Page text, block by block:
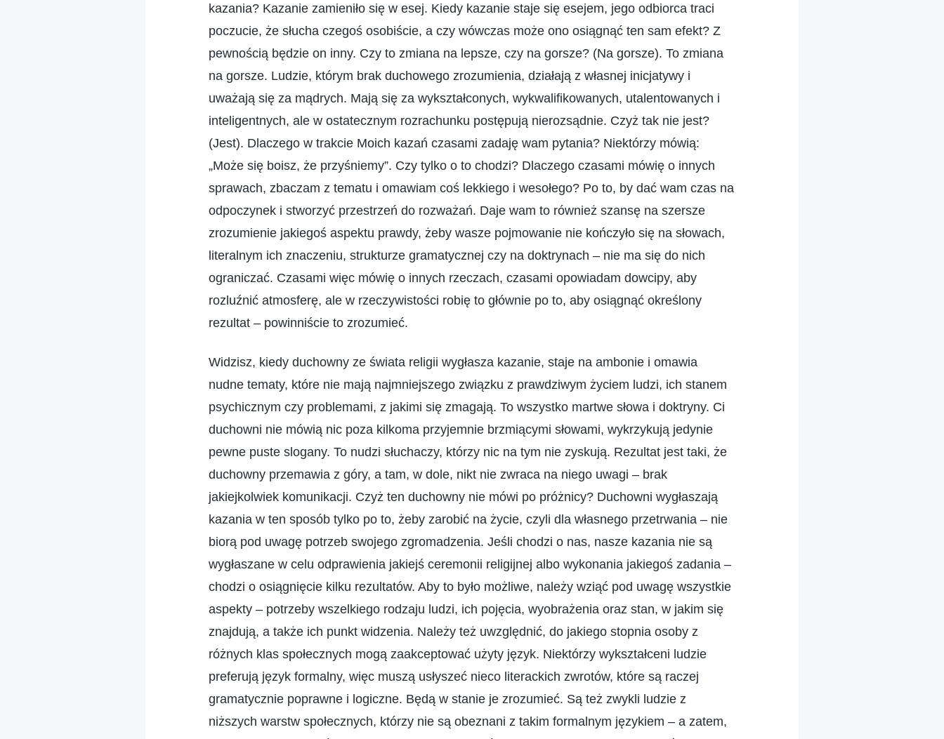
kazania? Kazanie zamieniło się w esej. Kiedy kazanie staje się esejem, jego odbiorca traci
poczucie, że słucha czegoś osobiście, a czy wówczas może ono osiągnąć ten sam efekt? Z
pewnością będzie on inny. Czy to zmiana na lepsze, czy na gorsze? (Na gorsze). To zmiana
na gorsze. Ludzie, którym brak duchowego zrozumienia, działają z własnej inicjatywy i
uważają się za mądrych. Mają się za wykształconych, wykwalifikowanych, utalentowanych i
inteligentnych, ale w ostatecznym rozrachunku postępują nierozsądnie. Czyż tak nie jest?
(Jest). Dlaczego w trakcie Moich kazań czasami zadaję wam pytania? Niektórzy mówią:
„Może się boisz, że przyśniemy”. Czy tylko o to chodzi? Dlaczego czasami mówię o innych
sprawach, zbaczam z tematu i omawiam coś lekkiego i wesołego? Po to, by dać wam czas na
odpoczynek i stworzyć przestrzeń do rozważań. Daje wam to również szansę na szersze
zrozumienie jakiegoś aspektu prawdy, żeby wasze pojmowanie nie kończyło się na słowach,
literalnym ich znaczeniu, strukturze gramatycznej czy na doktrynach – nie ma się do nich
ograniczać. Czasami więc mówię o innych rzeczach, czasami opowiadam dowcipy, aby
rozluźnić atmosferę, ale w rzeczywistości robię to głównie po to, aby osiągnąć określony
rezultat – powinniście to zrozumieć.
Widzisz, kiedy duchowny ze świata religii wygłasza kazanie, staje na ambonie i omawia
nudne tematy, które nie mają najmniejszego związku z prawdziwym życiem ludzi, ich stanem
psychicznym czy problemami, z jakimi się zmagają. To wszystko martwe słowa i doktryny. Ci
duchowni nie mówią nic poza kilkoma przyjemnie brzmiącymi słowami, wykrzykują jedynie
pewne puste slogany. To nudzi słuchaczy, którzy nic na tym nie zyskują. Rezultat jest taki, że
duchowny przemawia z góry, a tam, w dole, nikt nie zwraca na niego uwagi – brak
jakiejkolwiek komunikacji. Czyż ten duchowny nie mówi po próżnicy? Duchowni wygłaszają
kazania w ten sposób tylko po to, żeby zarobić na życie, czyli dla własnego przetrwania – nie
biorą pod uwagę potrzeb swojego zgromadzenia. Jeśli chodzi o nas, nasze kazania nie są
wygłaszane w celu odprawienia jakiejś ceremonii religijnej albo wykonania jakiegoś zadania –
chodzi o osiągnięcie kilku rezultatów. Aby to było możliwe, należy wziąć pod uwagę wszystkie
aspekty – potrzeby wszelkiego rodzaju ludzi, ich pojęcia, wyobrażenia oraz stan, w jakim się
znajdują, a także ich punkt widzenia. Należy też uwzględnić, do jakiego stopnia osoby z
różnych klas społecznych mogą zaakceptować użyty język. Niektórzy wykształceni ludzie
preferują język formalny, więc muszą usłyszeć nieco literackich zwrotów, które są raczej
gramatycznie poprawne i logiczne. Będą w stanie je zrozumieć. Są też zwykli ludzie z
niższych warstw społecznych, którzy nie są obeznani z takim formalnym językiem – a zatem,